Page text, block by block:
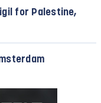
for Palestine,